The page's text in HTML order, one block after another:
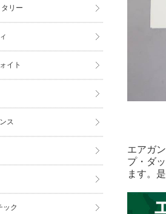
エアガ
プ・ダ
ます。
リー
イト
ス
ック